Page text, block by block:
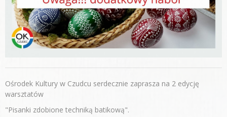
Ośrodek Kultury w Czudcu serdecznie zaprasza na 2 edycję
warsztatów
"Pisanki zdobione techniką batikową".